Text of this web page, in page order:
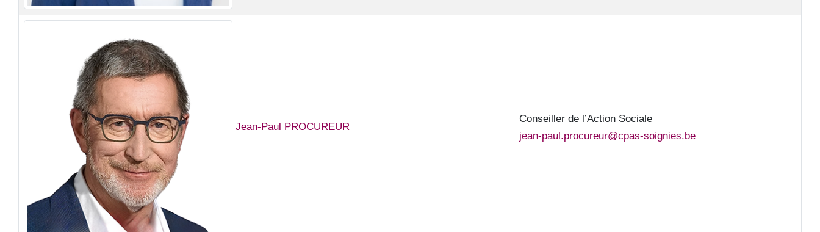
Jean-Paul PROCUREUR
Conseiller de l’Action Sociale
jean-paul.procureur@cpas-soignies.be